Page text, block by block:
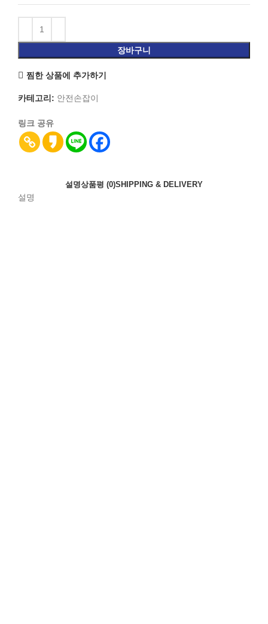
장바구니
찜한 상품에 추가하기
카테고리: 안전손잡이
링크 공유
설명상품평 (0)SHIPPING & DELIVERY
설명